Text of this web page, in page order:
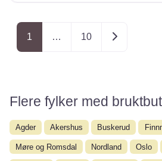
Posts navigation
1 … 10 Older posts
Flere fylker med
Agder Akershus Buskerud
Møre og Romsdal Nordland Oslo